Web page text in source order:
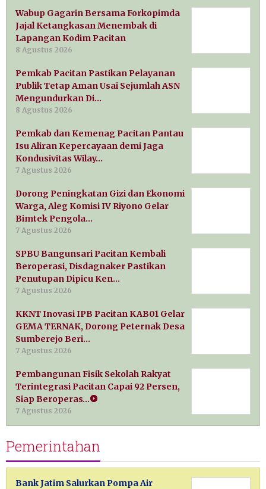
Wabup Gagarin Bersama Forkopimda
Jajal Ketangkasan Menembak di
Lapangan Kodim Pacitan
8 Agustus 2026
Pemkab Pacitan Pastikan Pelayanan
Publik Tetap Aman Usai Sejumlah ASN
Mengundurkan Di…
8 Agustus 2026
Pemkab dan Kemenag Pacitan Pantau
Isu Aliran Kepercayaan demi Jaga
Kondusivitas Wilay…
7 Agustus 2026
Dorong Peningkatan Gizi dan Ekonomi
Warga, Aleg Komisi IV Riyono Gelar
Bimtek Pengola…
7 Agustus 2026
SPBU Bangunsari Pacitan Kembali
Beroperasi, Disdagnaker Pastikan
Penutupan Dipicu Ken…
7 Agustus 2026
KKNT Inovasi IPB Pacitan KAB01 Gelar
GEMA TERNAK, Dorong Peternak Desa
Sumberejo Beri…
7 Agustus 2026
Pembangunan Fisik Sekolah Rakyat
Terintegrasi Pacitan Capai 92 Persen,
Siap Beroperas…
7 Agustus 2026
Pemerintahan
Bank Jatim Salurkan Pompa Air